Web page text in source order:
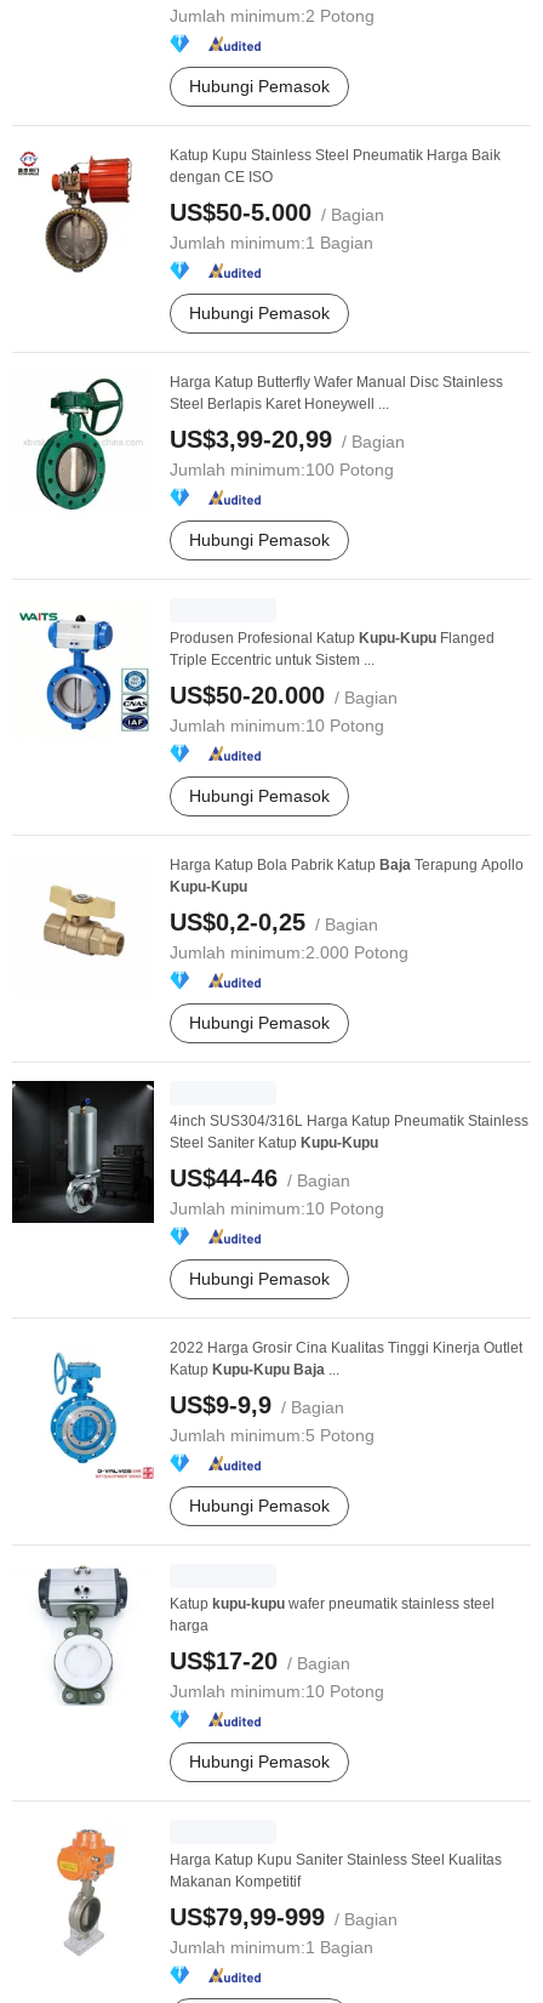
Jumlah minimum:2 Potong
Hubungi Pemasok
Katup Kupu Stainless Steel Pneumatik Harga Baik
dengan CE ISO
US$50-5.000 / Bagian
Jumlah minimum:1 Bagian
Hubungi Pemasok
Harga Katup Butterfly Wafer Manual Disc Stainless
Steel Berlapis Karet Honeywell ...
US$3,99-20,99 / Bagian
Jumlah minimum:100 Potong
Hubungi Pemasok
Produsen Profesional Katup Kupu-Kupu Flanged
Triple Eccentric untuk Sistem ...
US$50-20.000 / Bagian
Jumlah minimum:10 Potong
Hubungi Pemasok
Harga Katup Bola Pabrik Katup Baja Terapung Apollo
Kupu-Kupu
US$0,2-0,25 / Bagian
Jumlah minimum:2.000 Potong
Hubungi Pemasok
4inch SUS304/316L Harga Katup Pneumatik Stainless
Steel Saniter Katup Kupu-Kupu
US$44-46 / Bagian
Jumlah minimum:10 Potong
Hubungi Pemasok
2022 Harga Grosir Cina Kualitas Tinggi Kinerja Outlet
Katup Kupu-Kupu Baja ...
US$9-9,9 / Bagian
Jumlah minimum:5 Potong
Hubungi Pemasok
Katup kupu-kupu wafer pneumatik stainless steel
harga
US$17-20 / Bagian
Jumlah minimum:10 Potong
Hubungi Pemasok
Harga Katup Kupu Saniter Stainless Steel Kualitas
Makanan Kompetitif
US$79,99-999 / Bagian
Jumlah minimum:1 Bagian